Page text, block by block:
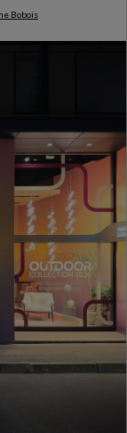
Bobois
2026